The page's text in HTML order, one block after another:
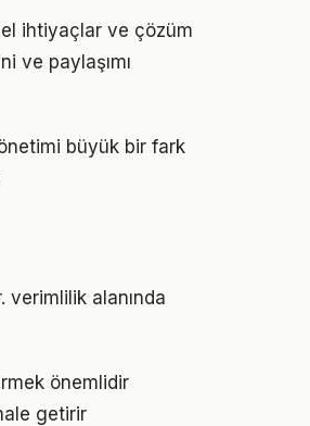
ihtiyaçlar ve çözüm
ve paylaşımı
büyük bir fark
alanında
önemlidir
getirir